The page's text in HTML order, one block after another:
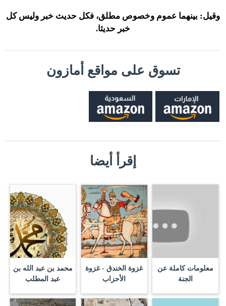
وقيل: بينهما عموم وخصوص مطلق، فكل حديث خبر وليس كل
خبر حديثا.
تسوق على مواقع أمازون
إقرأ أيضا
معلومات كاملة عن
الجنة
غزوة الخندق - غزوة
الأحزاب
محمد بن عبد الله بن
عبد المطلب